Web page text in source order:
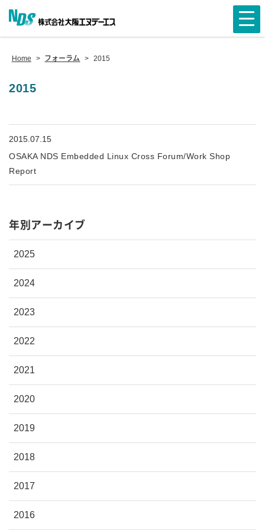
Home > フォーラム > 2015
2015
OSAKA NDS Embedded Linux Cross Forum/Work Shop
Report
2015.07.15
年別アーカイブ
2025
2024
2023
2022
2021
2020
2019
2018
2017
2016